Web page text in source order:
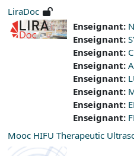
LiraDoc
Enseignant:
Enseignant:
Enseignant:
Enseignant:
Enseignant:
Enseignant:
Enseignant:
Enseignant:
Mooc HIFU Therapeutic